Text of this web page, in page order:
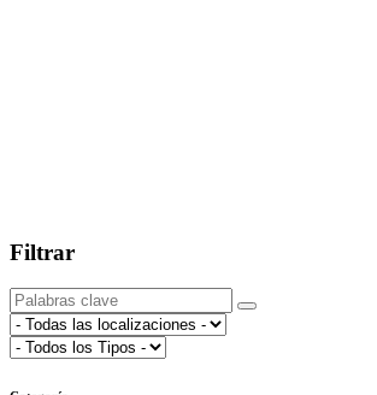
Filtrar